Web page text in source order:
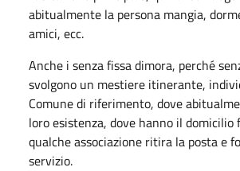
abitualmente la persona mangia,
amici, ecc.
Anche i senza fissa dimora, perché
svolgono un mestiere itinerante,
Comune di riferimento, dove
loro esistenza, dove hanno il domicilio
qualche associazione ritira la posta e
servizio.